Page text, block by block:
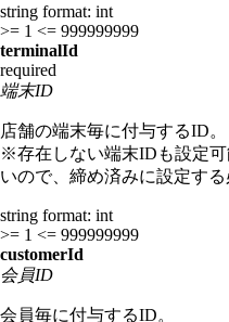
string format: int
>= 1 <= 999999999
terminalId
required
端末ID
店舗の端末毎に付与するID。
※存在しない端末IDも設定
いので、締め済みに設定す
string format: int
>= 1 <= 999999999
customerId
会員ID
会員毎に付与するID。